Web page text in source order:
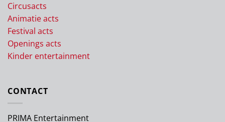
Circusacts
Animatie acts
Festival acts
Openings acts
Kinder entertainment
CONTACT
PRIMA Entertainment